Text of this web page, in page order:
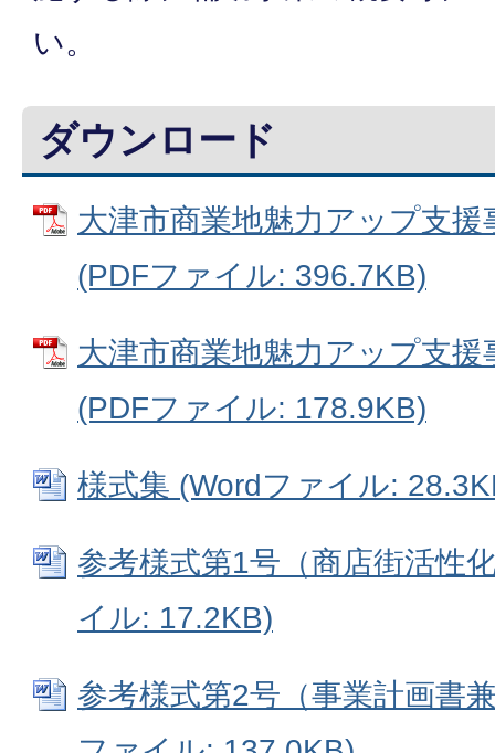
い。
ダウンロード
大津市商業地魅力アップ支
(PDFファイル: 396.7KB)
大津市商業地魅力アップ支
(PDFファイル: 178.9KB)
様式集 (Wordファイル:
参考様式第1号（商店街活性
イル: 17.2KB)
参考様式第2号（事業計画書